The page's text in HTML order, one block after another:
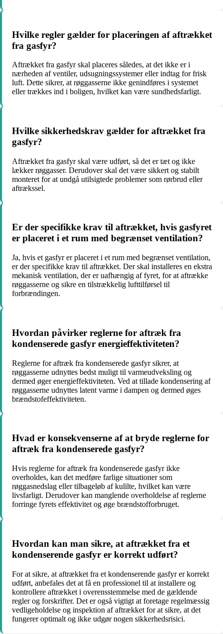
Hvilke regler gælder for placeringen af aftrækket
fra gasfyr?
Aftrækket fra gasfyr skal placeres således, at det ikke er i
nærheden af ventiler, udsugningssystemer eller indtag for frisk
luft. Dette sikrer, at røggasserne ikke genindføres i systemet
eller trækkes ind i boligen, hvilket kan være sundhedsfarligt.
Hvilke sikkerhedskrav gælder for aftrækket fra
gasfyr?
Aftrækket fra gasfyr skal være udført, så det er tæt og ikke
lækker røggasser. Derudover skal det være sikkert og stabilt
monteret for at undgå utilsigtede problemer som rørbrud eller
aftrækssel.
Er der specifikke krav til aftrækket, hvis gasfyret
er placeret i et rum med begrænset ventilation?
Ja, hvis et gasfyr er placeret i et rum med begrænset ventilation,
er der specifikke krav til aftrækket. Der skal installeres en ekstra
mekanisk ventilation, der er uafhængig af fyret, for at aftrække
røggasserne og sikre en tilstrækkelig lufttilførsel til
forbrændingen.
Hvordan påvirker reglerne for aftræk fra
kondenserede gasfyr energieffektiviteten?
Reglerne for aftræk fra kondenserede gasfyr sikrer, at
røggasserne udnyttes bedst muligt til varmeudveksling og
dermed øger energieffektiviteten. Ved at tillade kondensering af
røggasserne udnyttes latent varme i dampen og dermed øges
brændstofeffektiviteten.
Hvad er konsekvenserne af at bryde reglerne for
aftræk fra kondenserede gasfyr?
Hvis reglerne for aftræk fra kondenserede gasfyr ikke
overholdes, kan det medføre farlige situationer som
røggasnedslag eller tilbageløb af kulilte, hvilket kan være
livsfarligt. Derudover kan manglende overholdelse af reglerne
forringe fyrets effektivitet og øge brændstofforbruget.
Hvordan kan man sikre, at aftrækket fra et
kondenserende gasfyr er korrekt udført?
For at sikre, at aftrækket fra et kondenserende gasfyr er korrekt
udført, anbefales det at få en professionel til at installere og
kontrollere aftrækket i overensstemmelse med de gældende
regler og forskrifter. Det er også vigtigt at foretage regelmæssig
vedligeholdelse og inspektion af aftrækket for at sikre, at det
fungerer optimalt og ikke udgør nogen sikkerhedsrisici.